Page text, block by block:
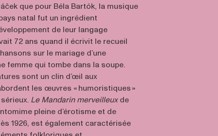
que pour Béla Bartók, la musique
natal fut un ingrédient
de leur langage
72 ans quand il écrivit le recueil
sur le mariage d’une
femme qui tombe dans la soupe.
sont un clin d’œil aux
les œuvres « humoristiques »
Le Mandarin merveilleuxde
pleine d’érotisme et de
1926, est également caractérisée